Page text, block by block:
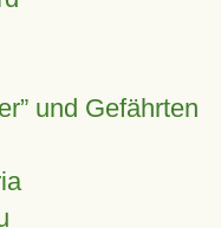
und Gefährten